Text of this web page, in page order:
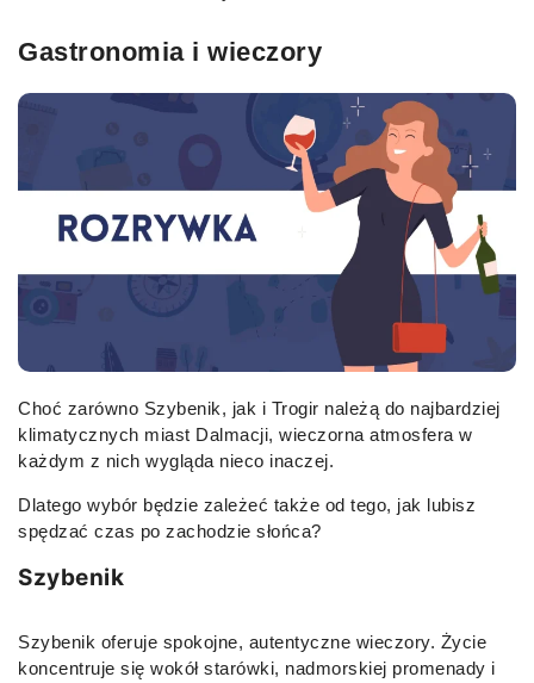
Gastronomia i wieczory
Choć zarówno Szybenik, jak i Trogir należą do najbardziej
klimatycznych miast Dalmacji, wieczorna atmosfera w
każdym z nich wygląda nieco inaczej.
Dlatego wybór będzie zależeć także od tego, jak lubisz
spędzać czas po zachodzie słońca?
Szybenik
Szybenik oferuje spokojne, autentyczne wieczory. Życie
koncentruje się wokół starówki, nadmorskiej promenady i